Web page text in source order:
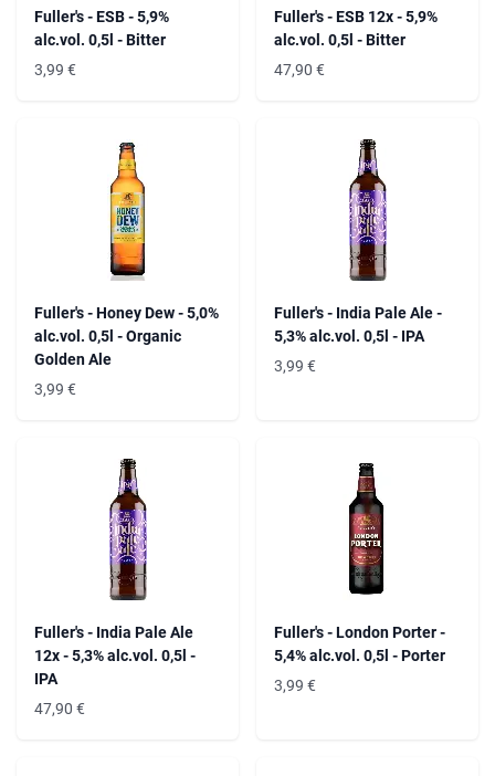
Fuller's - ESB - 5,9%
alc.vol. 0,5l - Bitter
3,99 €
Fuller's - ESB 12x - 5,9%
alc.vol. 0,5l - Bitter
47,90 €
Fuller's - Honey Dew - 5,0%
alc.vol. 0,5l - Organic
Golden Ale
3,99 €
Fuller's - India Pale Ale -
5,3% alc.vol. 0,5l - IPA
3,99 €
Fuller's - India Pale Ale
12x - 5,3% alc.vol. 0,5l -
IPA
47,90 €
Fuller's - London Porter -
5,4% alc.vol. 0,5l - Porter
3,99 €